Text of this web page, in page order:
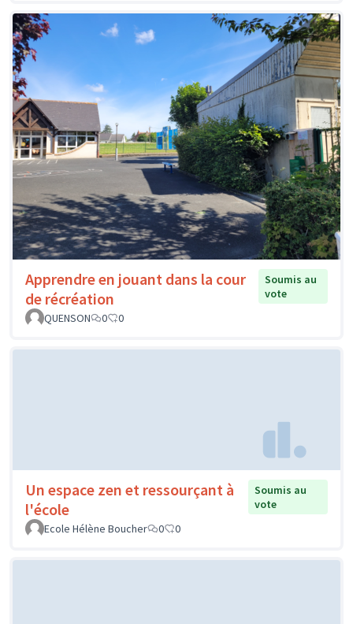
Apprendre en jouant dans la cour
de récréation
Soumis au
vote
QUENSON
0 0
Un espace zen et ressourçant à
l'école
Soumis au
vote
Ecole Hélène Boucher
0 0